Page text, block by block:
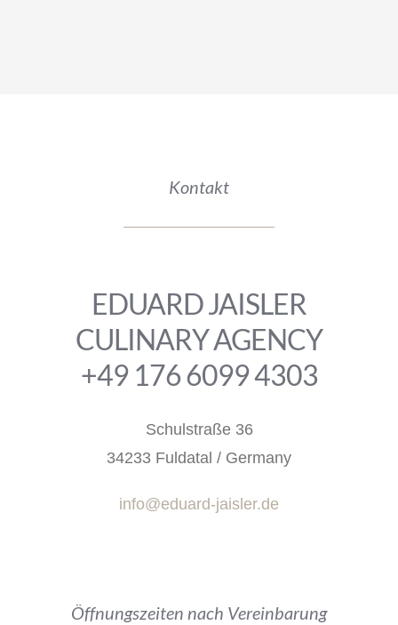
Kontakt
EDUARD JAISLER
CULINARY AGENCY
+49 176 6099 4303
Schulstraße 36
34233 Fuldatal / Germany
info@eduard-jaisler.de
Öffnungszeiten nach Vereinbarung